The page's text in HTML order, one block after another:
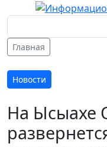
Главная
Новости
На Ысыахе